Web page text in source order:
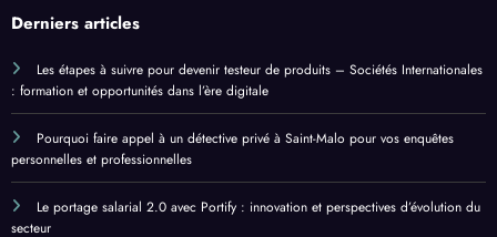
Derniers articles
Les étapes à suivre pour devenir testeur de produits – Sociétés Internationales
: formation et opportunités dans l’ère digitale
Pourquoi faire appel à un détective privé à Saint-Malo pour vos enquêtes
personnelles et professionnelles
Le portage salarial 2.0 avec Portify : innovation et perspectives d’évolution du
secteur